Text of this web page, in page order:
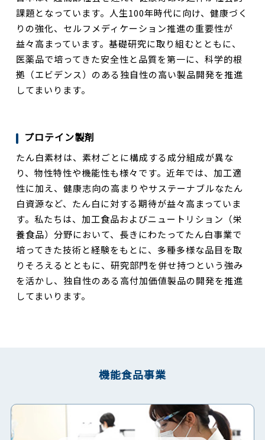
課題となっています。人生100年時代に向け、健康づく
りの強化、セルフメディケーション推進の重要性が
益々高まっています。基礎研究に取り組むとともに、
医薬品で培ってきた安全性と品質を第一に、科学的根
拠（エビデンス）のある独自性の高い製品開発を推進
してまいります。
プロテイン製剤
たん白素材は、素材ごとに構成する成分組成が異な
り、物性特性や機能性も様々です。近年では、加工適
性に加え、健康志向の高まりやサステーナブルなたん
白資源など、たん白に対する期待が益々高まっていま
す。私たちは、加工食品およびニュートリション（栄
養食品）分野において、長きにわたってたん白事業で
培ってきた技術と経験をもとに、多種多様な品目を取
りそろえるとともに、研究部門を併せ持つという強み
を活かし、独自性のある高付加価値製品の開発を推進
してまいります。
機能食品事業